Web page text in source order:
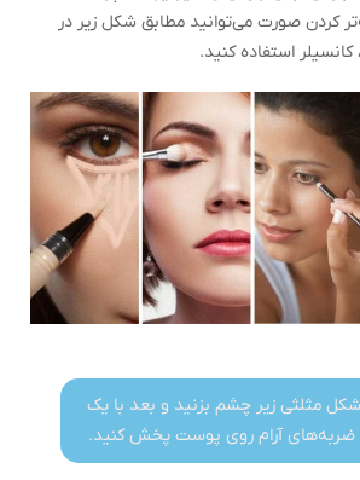
کردن صورت می‌توانید مطابق شکل زیر در
استفاده کنید.
شکل مثلثی زیر چشم بزنید و بعد با یک
ضربه‌های آرام روی پوست پخش کنید.